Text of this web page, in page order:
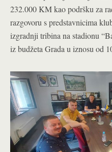
232.000 KM kao podršku za
razgovoru s predstavnicima
izgradnji tribina na stadionu
iz budžeta Grada u iznosu od